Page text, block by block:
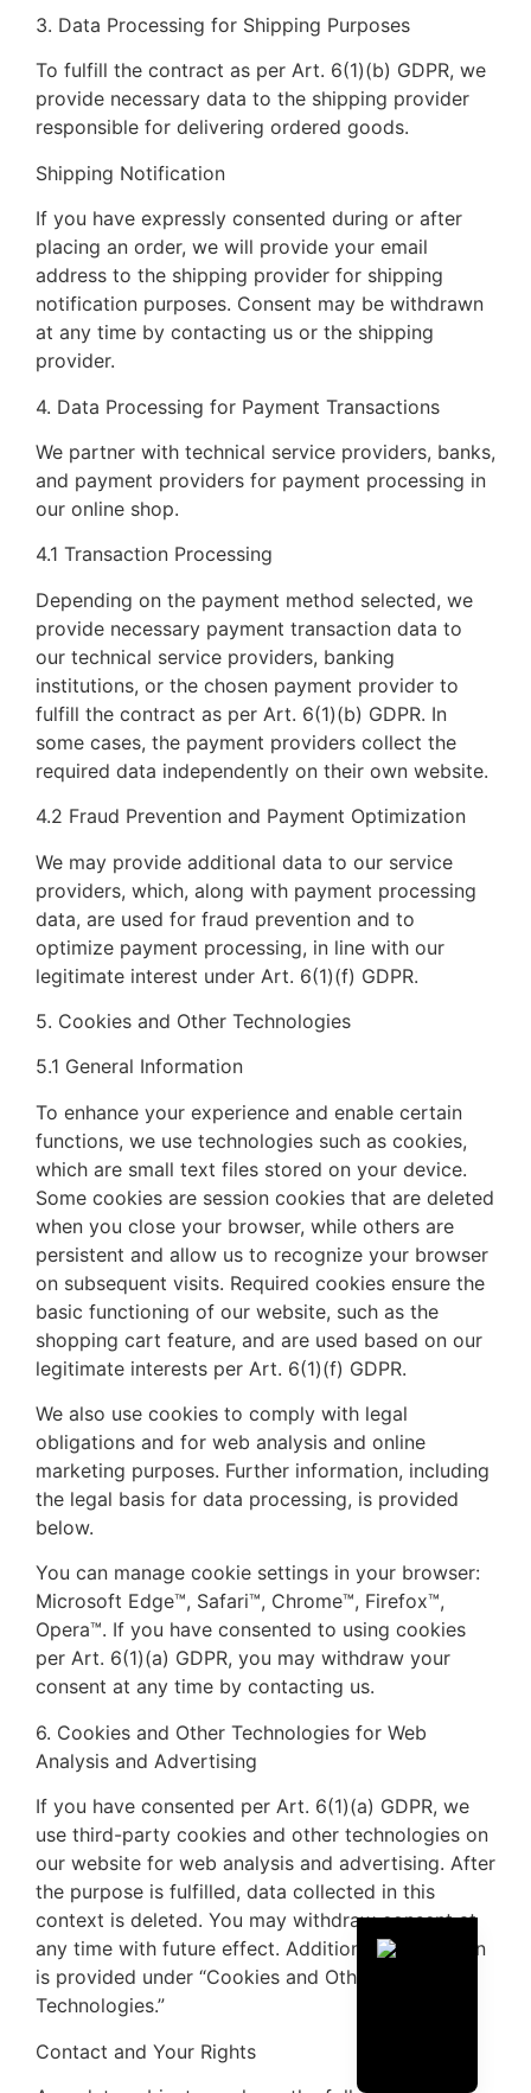
3. Data Processing for Shipping Purposes
To fulfill the contract as per Art. 6(1)(b) GDPR, we
provide necessary data to the shipping provider
responsible for delivering ordered goods.
Shipping Notification
If you have expressly consented during or after
placing an order, we will provide your email
address to the shipping provider for shipping
notification purposes. Consent may be withdrawn
at any time by contacting us or the shipping
provider.
4. Data Processing for Payment Transactions
We partner with technical service providers, banks,
and payment providers for payment processing in
our online shop.
4.1 Transaction Processing
Depending on the payment method selected, we
provide necessary payment transaction data to
our technical service providers, banking
institutions, or the chosen payment provider to
fulfill the contract as per Art. 6(1)(b) GDPR. In
some cases, the payment providers collect the
required data independently on their own website.
4.2 Fraud Prevention and Payment Optimization
We may provide additional data to our service
providers, which, along with payment processing
data, are used for fraud prevention and to
optimize payment processing, in line with our
legitimate interest under Art. 6(1)(f) GDPR.
5. Cookies and Other Technologies
5.1 General Information
To enhance your experience and enable certain
functions, we use technologies such as cookies,
which are small text files stored on your device.
Some cookies are session cookies that are deleted
when you close your browser, while others are
persistent and allow us to recognize your browser
on subsequent visits. Required cookies ensure the
basic functioning of our website, such as the
shopping cart feature, and are used based on our
legitimate interests per Art. 6(1)(f) GDPR.
We also use cookies to comply with legal
obligations and for web analysis and online
marketing purposes. Further information, including
the legal basis for data processing, is provided
below.
You can manage cookie settings in your browser:
Microsoft Edge™, Safari™, Chrome™, Firefox™,
Opera™. If you have consented to using cookies
per Art. 6(1)(a) GDPR, you may withdraw your
consent at any time by contacting us.
6. Cookies and Other Technologies for Web
Analysis and Advertising
If you have consented per Art. 6(1)(a) GDPR, we
use third-party cookies and other technologies on
our website for web analysis and advertising. After
the purpose is fulfilled, data collected in this
context is deleted. You may withdraw consent at
any time with future effect. Additional information
is provided under “Cookies and Other
Technologies.”
Contact and Your Rights